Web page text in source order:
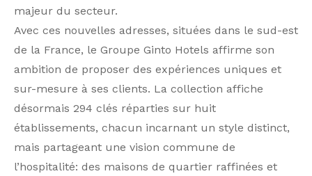
majeur du secteur.
Avec ces nouvelles adresses, situées dans le sud-est
de la France, le Groupe Ginto Hotels affirme son
ambition de proposer des expériences uniques et
sur-mesure à ses clients. La collection affiche
désormais 294 clés réparties sur huit
établissements, chacun incarnant un style distinct,
mais partageant une vision commune de
l’hospitalité: des maisons de quartier raffinées et